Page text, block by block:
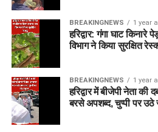
Nathan Ellis
Ben Dwarshuis
Abrar Ahmed
Grand League
BREAKINGNEWS 1 year
हरिद्वार: गंगा घाट
विभाग ने किया सुरक्षित
BREAKINGNEWS 1 year
हरिद्वार में बीजेपी नेता
बरसे अपशब्द, चुप्पी पर उठे